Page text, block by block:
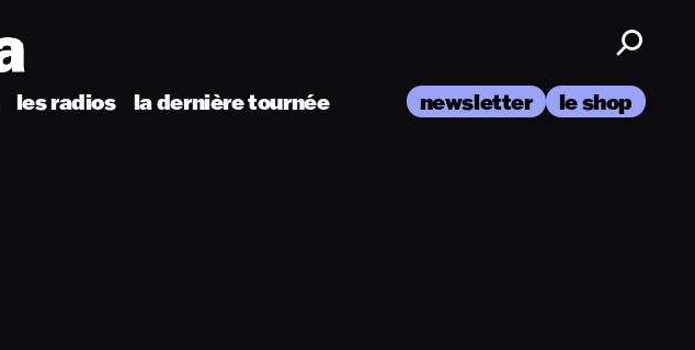
les radios la dernière tournée newsletter le shop